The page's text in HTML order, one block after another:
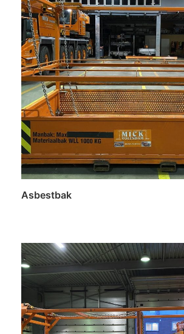
Asbestbak
Lees verder